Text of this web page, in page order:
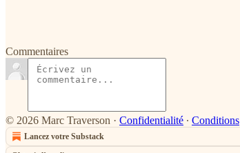
Commentaires
© 2026 Marc Traverson · Confidentialité ∙ Conditions
Lancez votre Substack